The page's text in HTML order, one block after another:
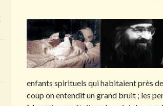
enfants spirituels qui habitaient près
coup on entendit un grand bruit ; les